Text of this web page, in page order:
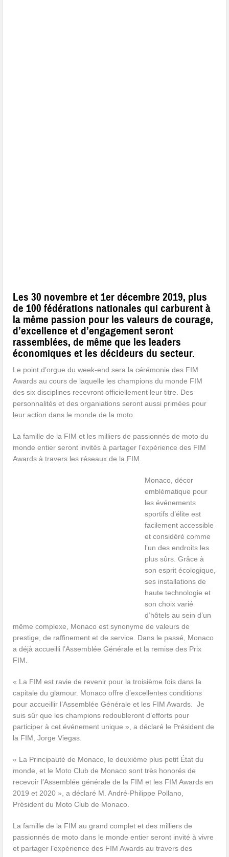
Les 30 novembre et 1er décembre 2019, plus
de 100 fédérations nationales qui carburent à
la même passion pour les valeurs de courage,
d’excellence et d’engagement seront
rassemblées, de même que les leaders
économiques et les décideurs du secteur.
Le point d’orgue du week-end sera la cérémonie des FIM
Awards au cours de laquelle les champions du monde FIM
des six disciplines recevront officiellement leur titre. Des
personnalités et des organiations seront aussi primées pour
leur action dans le monde de la moto.
La famille de la FIM et les milliers de passionnés de moto du
monde entier seront invités à partager l’expérience des FIM
Awards à travers les réseaux de la FIM.
Monaco, décor
emblématique pour
les événements
sportifs d’élite est
facilement accessible
et considéré comme
l’un des endroits les
plus sûrs. Grâce à
son esprit écologique,
ses installations de
haute technologie et
son choix varié
d’hôtels au sein d’un
même complexe, Monaco est synonyme de valeurs de
prestige, de raffinement et de service. Dans le passé, Monaco
a déjà accueilli l’Assemblée Générale et la remise des Prix
FIM.
« La FIM est ravie de revenir pour la troisième fois dans la
capitale du glamour. Monaco offre d’excellentes conditions
pour accueillir l’Assemblée Générale et les FIM Awards. Je
suis sûr que les champions redoubleront d’efforts pour
participer à cet événement unique », a déclaré le Président de
la FIM, Jorge Viegas.
« La Principauté de Monaco, le deuxième plus petit État du
monde, et le Moto Club de Monaco sont très honorés de
recevoir l’Assemblée générale de la FIM et les FIM Awards en
2019 et 2020 », a déclaré M. André-Philippe Pollano,
Président du Moto Club de Monaco.
La famille de la FIM au grand complet et des milliers de
passionnés de moto dans le monde entier seront invité à vivre
et partager l’expérience des FIM Awards au travers des